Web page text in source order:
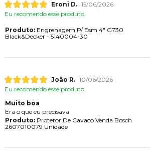
Eroni D. 15/06/2026
Eu recomendo esse produto.
Produto:Engrenagem P/ Esm 4" G730
Black&Decker - 5140004-30
João R. 10/06/2026
Eu recomendo esse produto.
Muito boa
Era o que eu precisava
Produto:Protetor De Cavaco Venda Bosch
2607010079 Unidade